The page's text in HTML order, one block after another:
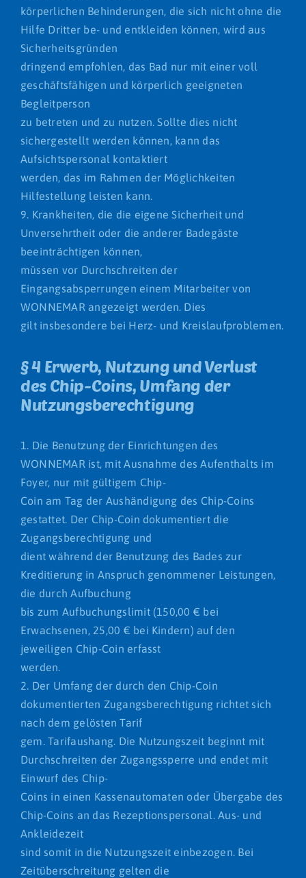
körperlichen Behinderungen, die sich nicht ohne die
Hilfe Dritter be- und entkleiden können, wird aus
Sicherheitsgründen
dringend empfohlen, das Bad nur mit einer voll
geschäftsfähigen und körperlich geeigneten
Begleitperson
zu betreten und zu nutzen. Sollte dies nicht
sichergestellt werden können, kann das
Aufsichtspersonal kontaktiert
werden, das im Rahmen der Möglichkeiten
Hilfestellung leisten kann.
9. Krankheiten, die die eigene Sicherheit und
Unversehrtheit oder die anderer Badegäste
beeinträchtigen können,
müssen vor Durchschreiten der
Eingangsabsperrungen einem Mitarbeiter von
WONNEMAR angezeigt werden. Dies
gilt insbesondere bei Herz- und Kreislaufproblemen.
§ 4 Erwerb, Nutzung und Verlust
des Chip-Coins, Umfang der
Nutzungsberechtigung
1. Die Benutzung der Einrichtungen des
WONNEMAR ist, mit Ausnahme des Aufenthalts im
Foyer, nur mit gültigem Chip-
Coin am Tag der Aushändigung des Chip-Coins
gestattet. Der Chip-Coin dokumentiert die
Zugangsberechtigung und
dient während der Benutzung des Bades zur
Kreditierung in Anspruch genommener Leistungen,
die durch Aufbuchung
bis zum Aufbuchungslimit (150,00 € bei
Erwachsenen, 25,00 € bei Kindern) auf den
jeweiligen Chip-Coin erfasst
werden.
2. Der Umfang der durch den Chip-Coin
dokumentierten Zugangsberechtigung richtet sich
nach dem gelösten Tarif
gem. Tarifaushang. Die Nutzungszeit beginnt mit
Durchschreiten der Zugangssperre und endet mit
Einwurf des Chip-
Coins in einen Kassenautomaten oder Übergabe des
Chip-Coins an das Rezeptionspersonal. Aus- und
Ankleidezeit
sind somit in die Nutzungszeit einbezogen. Bei
Zeitüberschreitung gelten die